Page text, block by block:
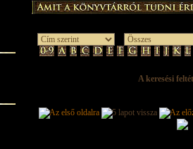
A keresési